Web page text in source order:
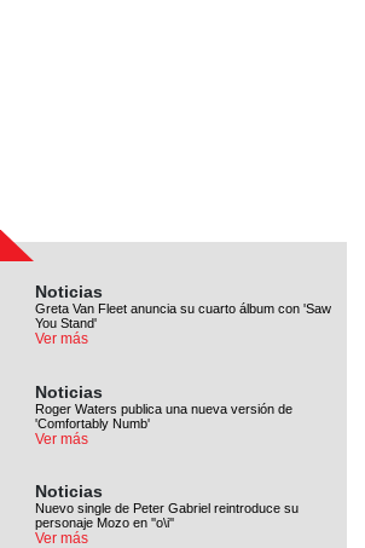
Noticias
Greta Van Fleet anuncia su cuarto álbum con 'Saw
You Stand'
Ver más
Noticias
Roger Waters publica una nueva versión de
'Comfortably Numb'
Ver más
Noticias
Nuevo single de Peter Gabriel reintroduce su
personaje Mozo en ''o\i''
Ver más